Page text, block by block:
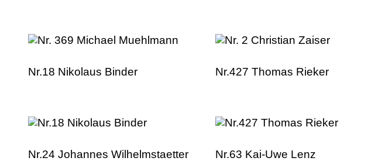
Nr.18 Nikolaus Binder Nr.427 Thomas Rieker
Nr.24 Johannes Wilhelmstaetter Nr.63 Kai-Uwe Lenz